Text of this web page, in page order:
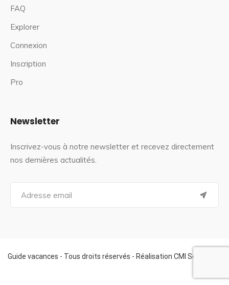
FAQ
Explorer
Connexion
Inscription
Pro
Newsletter
Inscrivez-vous à notre newsletter et recevez directement
nos dernières actualités.
a
f
o
Guide vacances - Tous droits réservés - Réalisation CMI Services